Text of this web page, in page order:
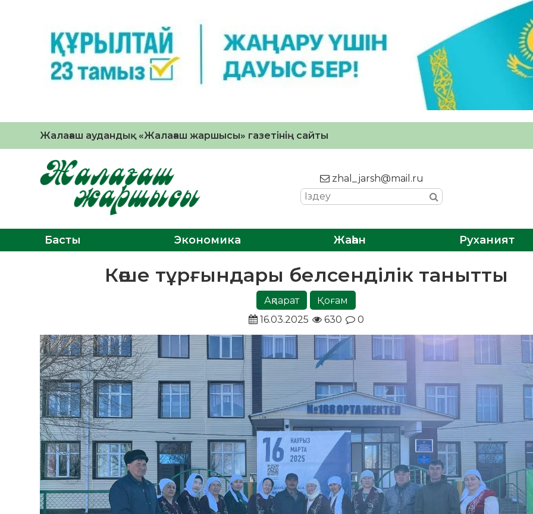
Жалағаш аудандық «Жалағаш жаршысы» газетінің сайты
zhal_jarsh@mail.ru
Басты Экономика Жаһан Руханият
Көше тұрғындары белсенділік танытты
Ақпарат
Қоғам
16.03.2025
630 0